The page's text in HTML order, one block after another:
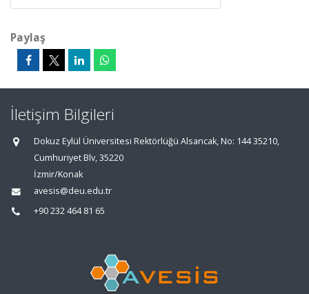
Paylaş
İletişim Bilgileri
Dokuz Eylül Üniversitesi Rektörlüğü Alsancak, No: 144 35210,
Cumhuriyet Blv, 35220
İzmir/Konak
avesis@deu.edu.tr
+90 232 464 81 65